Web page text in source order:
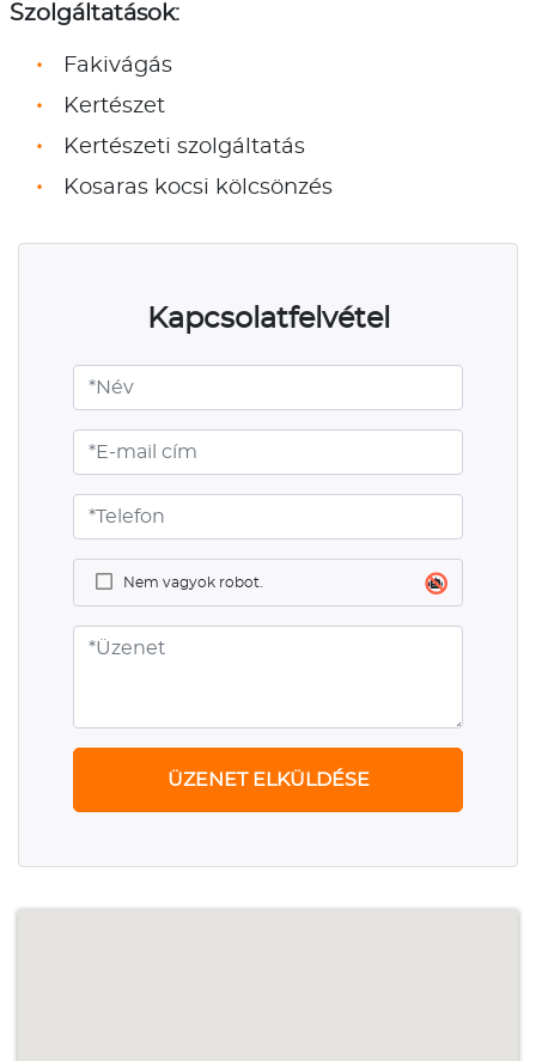
Szolgáltatások:
Fakivágás
Kertészet
Kertészeti szolgáltatás
Kosaras kocsi kölcsönzés
Kapcsolatfelvétel
Nem vagyok robot.
ÜZENET ELKÜLDÉSE